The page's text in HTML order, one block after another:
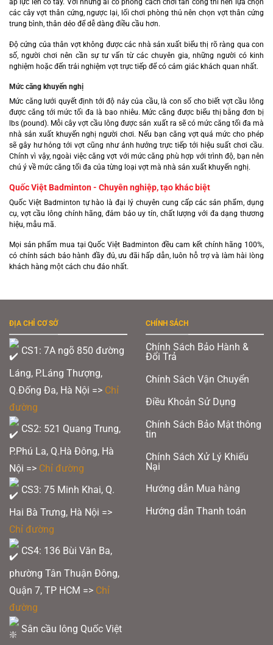
áp lực lên cổ tay. Với những ai có phong cách chơi tấn công thì nên lựa chọn
các cây vợt thân cứng, ngược lại, lối chơi phòng thủ nên chọn vợt thân cứng
trung bình, thân dẻo để dễ dàng điều cầu hơn.
Độ cứng của thân vợt không được các nhà sản xuất biểu thị rõ ràng qua con
số, người chơi nên cần sự tư vấn từ các chuyên gia, những người có kinh
nghiệm hoặc đến trải nghiệm vợt trực tiếp để có cảm giác khách quan nhất.
Mức căng khuyến nghị
Mức căng lưới quyết định tới độ nảy của cầu, là con số cho biết vợt cầu lông
được căng tới mức tối đa là bao nhiêu. Mức căng được biểu thị bằng đơn bị
lbs (pound). Mỗi cây vợt cầu lông được sản xuất ra sẽ có mức căng tối đa mà
nhà sản xuất khuyến nghị người chơi. Nếu bạn căng vợt quá mức cho phép
sẽ gây hư hỏng tới vợt cũng như ảnh hưởng trực tiếp tới hiệu suất chơi cầu.
Chính vì vậy, ngoài việc căng vợt với mức căng phù hợp với trình độ, bạn nên
chú ý về mức căng tối đa của từng loại vợt mà nhà sản xuất khuyến nghị.
Quốc Việt Badminton - Chuyên nghiệp, tạo khác biệt
Quốc Việt Badminton tự hào là đại lý chuyên cung cấp các sản phẩm, dụng
cụ, vợt cầu lông chính hãng, đảm bảo uy tín, chất lượng với đa dạng thương
hiệu, mẫu mã.
Mọi sản phẩm mua tại Quốc Việt Badminton đều cam kết chính hãng 100%,
có chính sách bảo hành đầy đủ, ưu đãi hấp dẫn, luôn hỗ trợ và làm hài lòng
khách hàng một cách chu đáo nhất.
ĐỊA CHỈ CƠ SỞ
CS1: 7A ngõ 850 đường
Láng, P.Láng Thượng,
Q.Đống Đa, Hà Nội => Chỉ
đường
CS2: 521 Quang Trung,
P.Phú La, Q.Hà Đông, Hà
Nội => Chỉ đường
CS3: 75 Minh Khai, Q.
Hai Bà Trưng, Hà Nội =>
Chỉ đường
CS4: 136 Bùi Văn Ba,
phường Tân Thuận Đông,
Quận 7, TP HCM => Chỉ
đường
Sân cầu lông Quốc Việt
CHÍNH SÁCH
Chính Sách Bảo Hành &
Đổi Trả
Chính Sách Vận Chuyển
Điều Khoản Sử Dụng
Chính Sách Bảo Mật thông
tin
Chính Sách Xử Lý Khiếu
Nại
Hướng dẫn Mua hàng
Hướng dẫn Thanh toán